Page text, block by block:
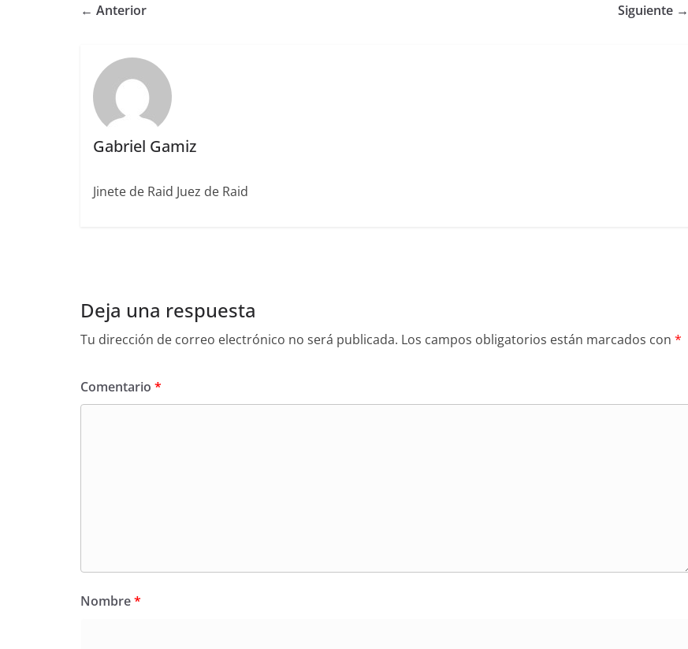
o
o
k
← Anterior Siguiente →
Gabriel Gamiz
Jinete de Raid Juez de Raid
Deja una respuesta
Tu dirección de correo electrónico no será publicada. Los campos obligatorios están marcados con *
Comentario *
Nombre*